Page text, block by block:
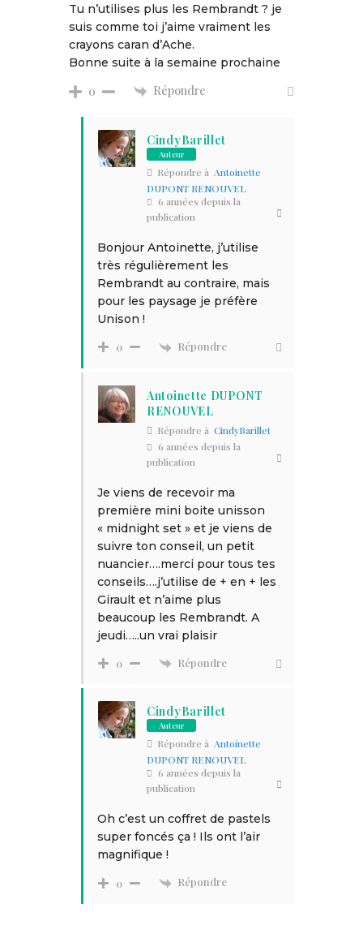
Tu n’utilises plus les Rembrandt ? je
suis comme toi j’aime vraiment les
crayons caran d’Ache.
Bonne suite à la semaine prochaine
0 Répondre
CindyBarillet
Auteur
Répondre à Antoinette
DUPONT RENOUVEL
6 années depuis la
publication
Bonjour Antoinette, j’utilise
très régulièrement les
Rembrandt au contraire, mais
pour les paysage je préfère
Unison !
0 Répondre
Antoinette DUPONT
RENOUVEL
Répondre à CindyBarillet
6 années depuis la
publication
Je viens de recevoir ma
première mini boite unisson
« midnight set » et je viens de
suivre ton conseil, un petit
nuancier….merci pour tous tes
conseils….j’utilise de + en + les
Girault et n’aime plus
beaucoup les Rembrandt. A
jeudi…..un vrai plaisir
0 Répondre
CindyBarillet
Auteur
Répondre à Antoinette
DUPONT RENOUVEL
6 années depuis la
publication
Oh c’est un coffret de pastels
super foncés ça ! Ils ont l’air
magnifique !
0 Répondre